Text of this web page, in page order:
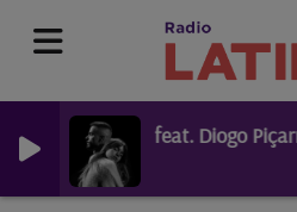
feat. Diogo Piçarra